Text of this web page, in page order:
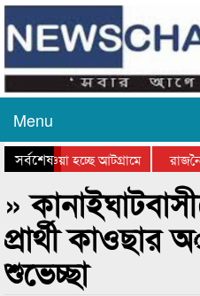
Menu
সর্বশেষ
যাওয়া হচ্ছে আটগ্রামে
পুরস্কার বিতরণ সম্পন্ন
»
প্রার্থী
শুভেচ্ছা